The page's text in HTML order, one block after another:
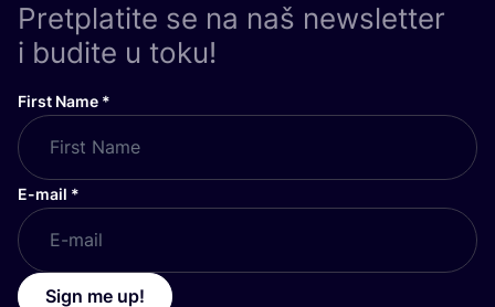
Pretplatite se na naš newsletter
i budite u toku!
First Name *
E-mail *
Sign me up!